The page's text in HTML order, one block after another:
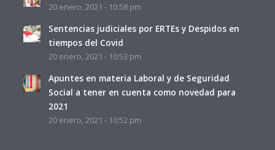
20 enero, 2021 - 10:58 pm
Sentencias judiciales por ERTEs y Despidos en
tiempos del Covid
20 enero, 2021 - 10:53 pm
Apuntes en materia Laboral y de Seguridad
Social a tener en cuenta como novedad para
2021
20 enero, 2021 - 10:52 pm